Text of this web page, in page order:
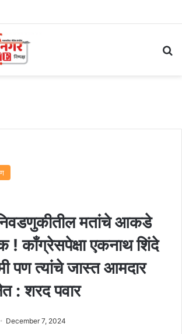
मतांचे आकडे
! काँग्रेसपेक्षा एकनाथ शिंदे
पण त्यांचे जास्त आमदार
: शरद पवार
December 7, 2024